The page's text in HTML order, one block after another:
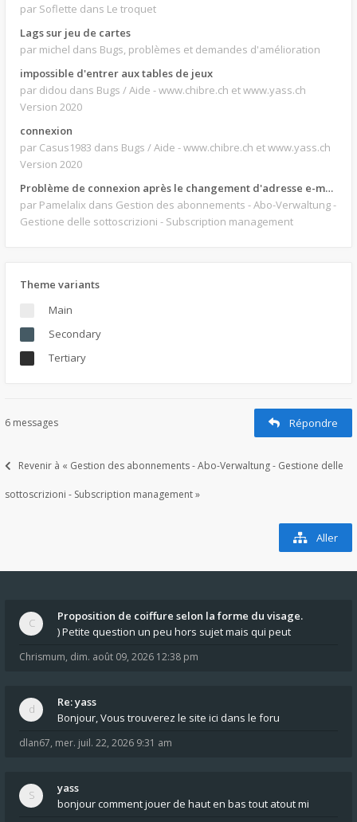
par Soflette dans Le troquet
Lags sur jeu de cartes
par michel dans Bugs, problèmes et demandes d'amélioration
impossible d'entrer aux tables de jeux
par didou dans Bugs / Aide - www.chibre.ch et www.yass.ch
Version 2020
connexion
par Casus1983 dans Bugs / Aide - www.chibre.ch et www.yass.ch
Version 2020
Problème de connexion après le changement d'adresse e-mail.
par Pamelalix dans Gestion des abonnements - Abo-Verwaltung -
Gestione delle sottoscrizioni - Subscription management
Theme variants
Main
Secondary
Tertiary
6 messages Répondre
Revenir à « Gestion des abonnements - Abo-Verwaltung - Gestione delle
sottoscrizioni - Subscription management »
Aller
Proposition de coiffure selon la forme du visage.
) Petite question un peu hors sujet mais qui peut
Chrismum, dim. août 09, 2026 12:38 pm
Re: yass
Bonjour, Vous trouverez le site ici dans le foru
dlan67, mer. juil. 22, 2026 9:31 am
yass
bonjour comment jouer de haut en bas tout atout mi